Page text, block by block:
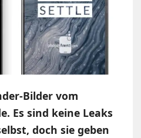
Bilder vom
Es sind keine Leaks
doch sie geben